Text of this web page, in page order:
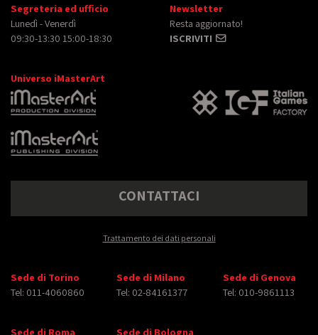
Segreteria ed ufficio
Lunedì - Venerdì
09:30-13:30 15:00-18:30
Newsletter
Resta aggiornato!
ISCRIVITI
Universo iMasterArt
CONTATTACI
Trattamento dei dati personali
Sede di Torino
Tel: 011-4060860
Sede di Milano
Tel: 02-84161377
Sede di Genova
Tel: 010-9861113
Sede di Roma Sede di Bologna